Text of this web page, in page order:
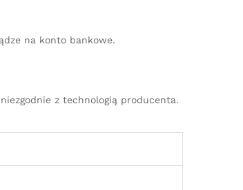
na konto bankowe.
z technologią producenta.